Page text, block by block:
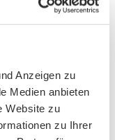
Anzeigen zu
Medien anbieten
Website zu
zu Ihrer
Auf der Karte anschauen